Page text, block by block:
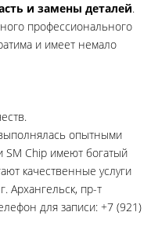
и замены деталей.
профессионального
и имеет немало
опытными
SM Chip имеют богатый
качественные услуги
Архангельск, пр-т
для записи: +7 (921)